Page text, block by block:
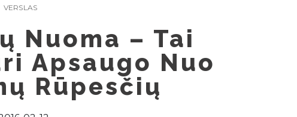
VERSLAS
Nuoma – Tai
Apsaugo Nuo
Rūpesčių